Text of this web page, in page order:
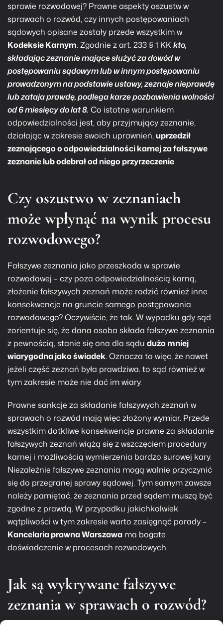
sprawie rozwodowej? Prawne aspekty oszustw w
sprawach o rozwód, czy innych postępowaniach
sądowych opisane zostały przede wszystkim w
Kodeksie Karnym. Zgodnie z art. 233 § 1 KKkto,
składając zeznanie mające służyć za dowód w
postępowaniu sądowym lub w innym postępowaniu
prowadzonym na podstawie ustawy, zeznaje nieprawdę
lub zataja prawdę,podlega karze pozbawienia wolności
od 6 miesięcy do lat 8. Co istotne warunkiem
odpowiedzialności jest, aby przyjmujący zeznanie,
działając w zakresie swoich uprawnień,uprzedził
zeznającego o odpowiedzialności karnej za fałszywe
zeznanie lub odebrał od niego przyrzeczenie.
Czy oszustwo w zeznaniach
może wpłynąć na wynik procesu
rozwodowego?
Fałszywe zeznania jako przeszkoda w sprawie
rozwodowej – czy poza odpowiedzialnością karną,
złożenie fałszywych zeznań może rodzić również inne
konsekwencje na gruncie samego postępowania
rozwodowego? Oczywiście, że tak. W wypadku gdy sąd
zorientuje się, że dana osoba składa fałszywe zeznania
z pewnością, stanie się ona dla sądu dużo mniej
wiarygodna jako świadek. Oznacza to więc, że nawet
jeżeli część zeznań była prawdziwa. to sąd również w
tym zakresie może nie dać im wiary.
Prawne sankcje za składanie fałszywych zeznań w
sprawach o rozwód mają więc złożony wymiar. Przede
wszystkim dotkliwe konsekwencje prawne za składanie
fałszywych zeznań wiążą się z wszczęciem procedury
karnej i możliwością wymierzenia bardzo surowej kary.
Niezależnie fałszywe zeznania mogą walnie przyczynić
się do przegranej sprawy sądowej. Tym samym zawsze
należy pamiętać, że zeznania przed sądem muszą być
zgodne z prawdą. W przypadku jakichkolwiek
wątpliwości w tym zakresie warto zasięgnąć porady –
Kancelaria prawna Warszawa ma bogate
doświadczenie w procesach rozwodowych.
Jak są wykrywane fałszywe
zeznania w sprawach o rozwód?